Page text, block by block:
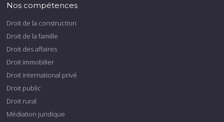
Nos compétences
Droit de la construction
Droit de la famille
Droit des affaires
Droit immobilier
Droit international privé
Droit public
Droit rural
Médiation juridique